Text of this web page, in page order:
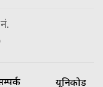
यूनिकोड